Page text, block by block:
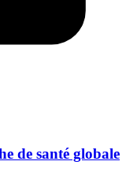
de santé globale